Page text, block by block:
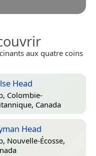
aux quatre coins
Head
Colombie-
Canada
Head
Nouvelle-Écosse,